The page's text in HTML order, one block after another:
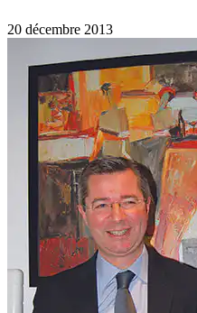
20 décembre 2013